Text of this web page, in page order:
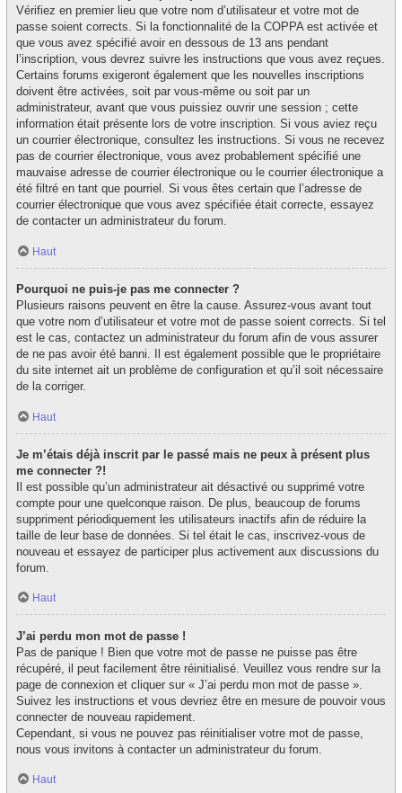
Vérifiez en premier lieu que votre nom d’utilisateur et votre mot de
passe soient corrects. Si la fonctionnalité de la COPPA est activée et
que vous avez spécifié avoir en dessous de 13 ans pendant
l’inscription, vous devrez suivre les instructions que vous avez reçues.
Certains forums exigeront également que les nouvelles inscriptions
doivent être activées, soit par vous-même ou soit par un
administrateur, avant que vous puissiez ouvrir une session ; cette
information était présente lors de votre inscription. Si vous aviez reçu
un courrier électronique, consultez les instructions. Si vous ne recevez
pas de courrier électronique, vous avez probablement spécifié une
mauvaise adresse de courrier électronique ou le courrier électronique a
été filtré en tant que pourriel. Si vous êtes certain que l’adresse de
courrier électronique que vous avez spécifiée était correcte, essayez
de contacter un administrateur du forum.
Haut
Pourquoi ne puis-je pas me connecter ?
Plusieurs raisons peuvent en être la cause. Assurez-vous avant tout
que votre nom d’utilisateur et votre mot de passe soient corrects. Si tel
est le cas, contactez un administrateur du forum afin de vous assurer
de ne pas avoir été banni. Il est également possible que le propriétaire
du site internet ait un problème de configuration et qu’il soit nécessaire
de la corriger.
Haut
Je m’étais déjà inscrit par le passé mais ne peux à présent plus
me connecter ?!
Il est possible qu’un administrateur ait désactivé ou supprimé votre
compte pour une quelconque raison. De plus, beaucoup de forums
suppriment périodiquement les utilisateurs inactifs afin de réduire la
taille de leur base de données. Si tel était le cas, inscrivez-vous de
nouveau et essayez de participer plus activement aux discussions du
forum.
Haut
J’ai perdu mon mot de passe !
Pas de panique ! Bien que votre mot de passe ne puisse pas être
récupéré, il peut facilement être réinitialisé. Veuillez vous rendre sur la
page de connexion et cliquer sur « J’ai perdu mon mot de passe ».
Suivez les instructions et vous devriez être en mesure de pouvoir vous
connecter de nouveau rapidement.
Cependant, si vous ne pouvez pas réinitialiser votre mot de passe,
nous vous invitons à contacter un administrateur du forum.
Haut